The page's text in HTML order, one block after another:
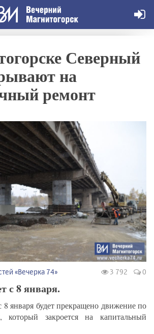
Северный
на
ремонт
«Вечерка 74» 3 792 0
с 8 января.
января будет прекращено движение по
который закроется на капитальный